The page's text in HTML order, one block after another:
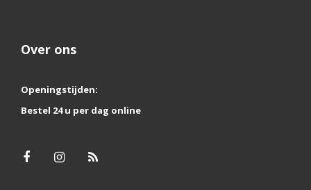
Over ons
Openingstijden:
Bestel 24 u per dag online